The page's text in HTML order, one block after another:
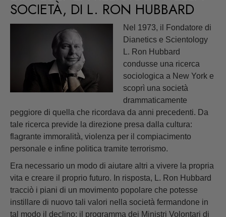
SOCIETÀ, DI L. RON HUBBARD
Nel 1973, il Fondatore di
Dianetics e Scientology
L. Ron Hubbard
condusse una ricerca
sociologica a New York e
scoprì una società
drammaticamente
peggiore di quella che ricordava da anni precedenti. Da
tale ricerca previde la direzione presa dalla cultura:
flagrante immoralità, violenza per il compiacimento
personale e infine politica tramite terrorismo.
Era necessario un modo di aiutare altri a vivere la propria
vita e creare il proprio futuro. In risposta, L. Ron Hubbard
tracciò i piani di un movimento popolare che potesse
instillare di nuovo tali valori nella società fermandone in
tal modo il declino: il programma dei Ministri Volontari di